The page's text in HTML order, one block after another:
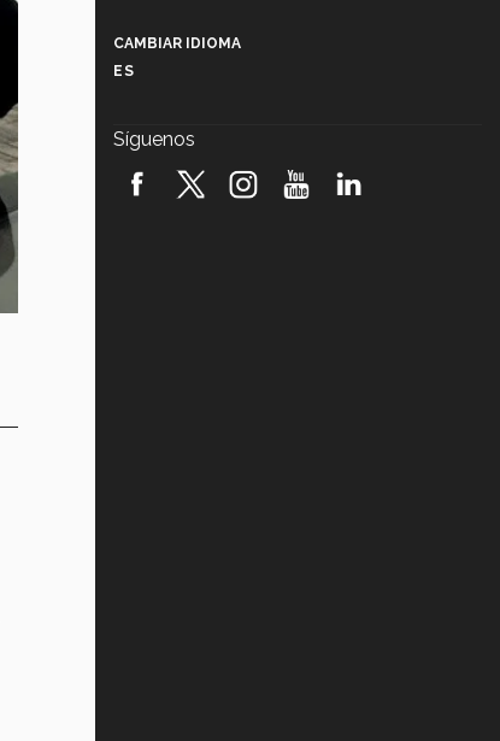
robótica FIRST 2026! (video)
CAMBIAR IDIOMA
ES
Síguenos